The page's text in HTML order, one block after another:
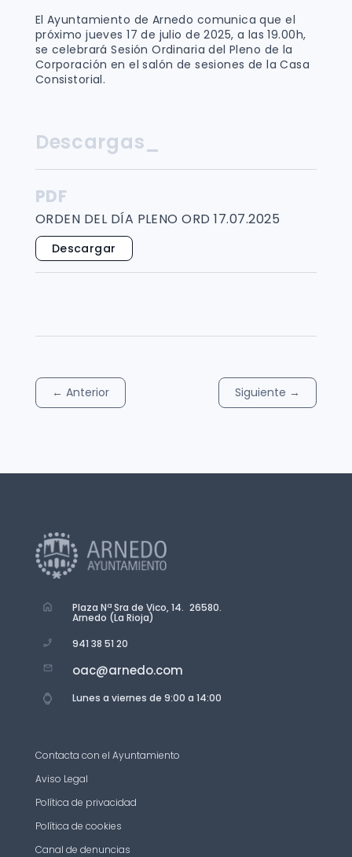
El Ayuntamiento de Arnedo comunica que el
próximo jueves 17 de julio de 2025, a las 19.00h,
se celebrará Sesión Ordinaria del Pleno de la
Corporación en el salón de sesiones de la Casa
Consistorial.
Descargas_
PDF
ORDEN DEL DÍA PLENO ORD 17.07.2025
Descargar
← Anterior Siguiente →
Plaza Nª Sra de Vico, 14. 26580.
Arnedo (La Rioja)
941 38 51 20
oac@arnedo.com
Lunes a viernes de 9:00 a 14:00
Contacta con el Ayuntamiento
Aviso Legal
Política de privacidad
Política de cookies
Canal de denuncias